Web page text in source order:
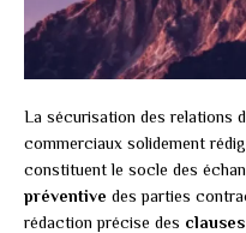
La sécurisation des relations
commerciaux solidement
constituent le socle des
préventive des parties
rédaction précise des